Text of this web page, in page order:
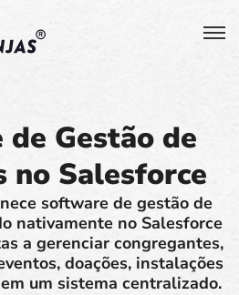
Gestão de
no Salesforce
software de gestão de
nativamente no Salesforce
a gerenciar congregantes,
doações, instalações
um sistema centralizado.